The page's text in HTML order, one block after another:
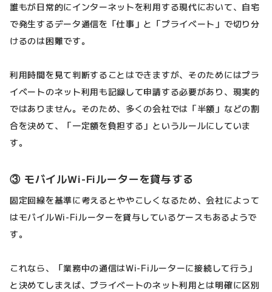
誰もが日常的にインターネットを利用する現代において、自宅
で発生するデータ通信を「仕事」と「プライベート」で切り分
けるのは困難です。
利用時間を見て判断することはできますが、そのためにはプラ
イベートのネット利用も記録して申請する必要があり、現実的
ではありません。そのため、多くの会社では「半額」などの割
合を決めて、「一定額を負担する」というルールにしていま
す。
③ モバイルWi-Fiルーターを貸与する
固定回線を基準に考えるとややこしくなるため、会社によって
はモバイルWi-Fiルーターを貸与しているケースもあるようで
す。
これなら、「業務中の通信はWi-Fiルーターに接続して行う」
と決めてしまえば、プライベートのネット利用とは明確に区別